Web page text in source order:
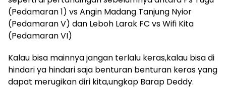
(Pedamaran 1) vs Angin Madang Tanjung Nyior
(Pedamaran V) dan Leboh Larak FC vs Wifi Kita
(Pedamaran VI)
Kalau bisa mainnya jangan terlalu keras,kalau bisa di
hindari ya hindari saja benturan benturan keras yang
dapat merugikan diri kita,ungkap Barap Deddy.